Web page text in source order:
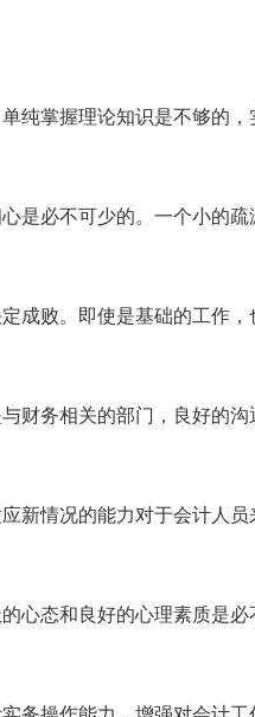
纯掌握理论知识是不够的，
是必不可少的。一个小的疏
成败。即使是基础的工作，
财务相关的部门，良好的沟
新情况的能力对于会计人员
心态和良好的心理素质是必